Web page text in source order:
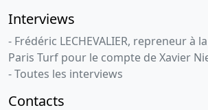
Interviews
- Frédéric LECHEVALIER, repreneur à
Paris Turf pour le compte de Xavier
- Toutes les interviews
Contacts